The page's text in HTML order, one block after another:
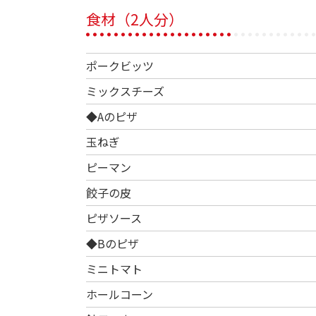
食材（2人分）
ポークビッツ
ミックスチーズ
◆Aのピザ
玉ねぎ
ピーマン
餃子の皮
ピザソース
◆Bのピザ
ミニトマト
ホールコーン